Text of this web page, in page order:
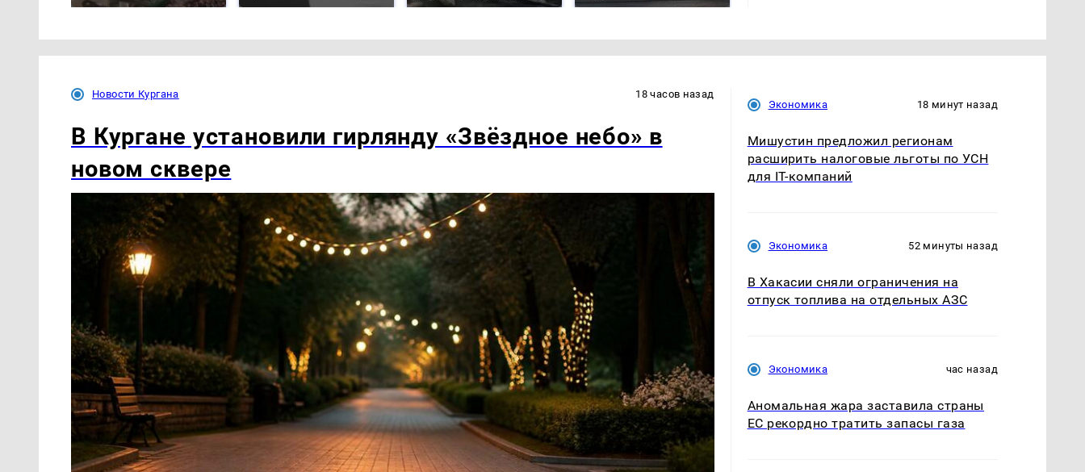
Новости Кургана 18 часов назад
В Кургане установили гирлянду «Звёздное небо» в
новом сквере
Экономика 18 минут назад
Мишустин предложил регионам
расширить налоговые льготы по УСН
для IT-компаний
Экономика 52 минуты назад
В Хакасии сняли ограничения на
отпуск топлива на отдельных АЗС
Экономика час назад
Аномальная жара заставила страны
ЕС рекордно тратить запасы газа